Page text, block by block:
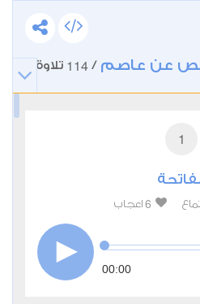
عن عاصم /
114 تلاوة
1
6 اعجاب
00:00